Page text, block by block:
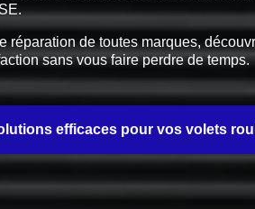
de toutes marques,
sans vous faire perdre de temps.
efficaces pour vos volets